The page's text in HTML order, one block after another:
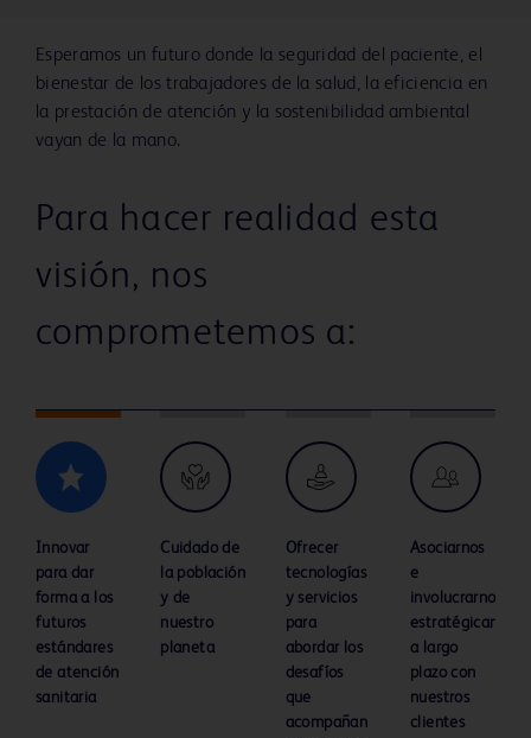
Esperamos un futuro donde la seguridad del paciente, el
bienestar de los trabajadores de la salud, la eficiencia en
la prestación de atención y la sostenibilidad ambiental
vayan de la mano.
Para hacer realidad esta
visión, nos
comprometemos a:
Innovar
para dar
forma a los
futuros
estándares
de atención
sanitaria
Cuidado de
la población
y de
nuestro
planeta
Ofrecer
tecnologías
y servicios
para
abordar los
desafíos
que
acompañan
Asociarnos
e
involucrarnos
a largo
plazo con
nuestros
clientes